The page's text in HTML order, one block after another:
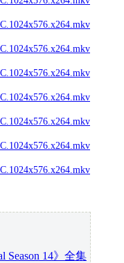
Season 14》全集